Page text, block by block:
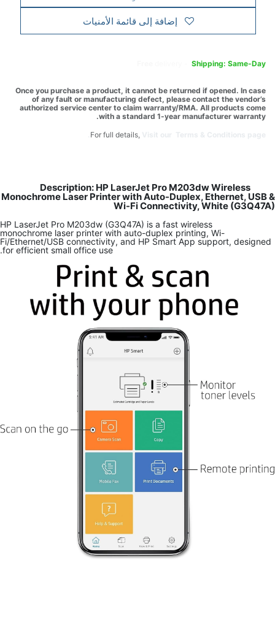
إضافة إلى قائمة الأمنيات
Shipping: Same-Day
Once you purchase a product, it cannot be returned if opened. In case
of any fault or manufacturing defect, please contact the vendor’s
authorized service center to claim warranty/RMA. All products come
with a standard 1-year manufacturer warranty.
For full details,
Description: HP LaserJet Pro M203dw Wireless
Monochrome Laser Printer with Auto-Duplex, Ethernet, USB &
Wi-Fi Connectivity, White (G3Q47A)
HP LaserJet Pro M203dw (G3Q47A) is a fast wireless
monochrome laser printer with auto-duplex printing, Wi-
Fi/Ethernet/USB connectivity, and HP Smart App support, designed
for efficient small office use.